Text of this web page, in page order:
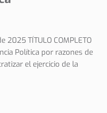
2025 TÍTULO COMPLETO
Política por razones de
el ejercicio de la